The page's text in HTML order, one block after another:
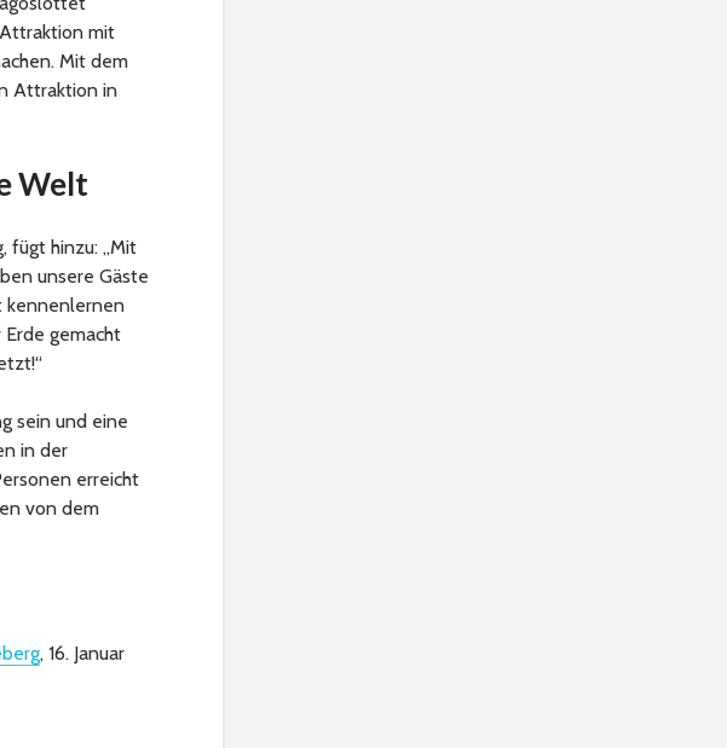
mit
Mit dem
Attraktion in
Welt
fügt hinzu: „Mit
unsere Gäste
kennenlernen
gemacht
sein und eine
in der
erreicht
von dem
, 16. Januar